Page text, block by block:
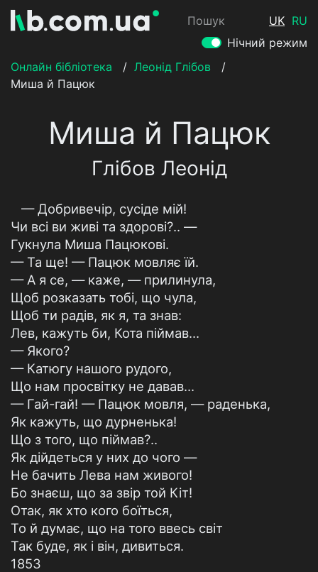
Пошук UK RU
Нічний режим
Онлайн бібліотека
/ Леонід Глібов
/
Миша й Пацюк
Миша й Пацюк
Глібов Леонід
— Добривечір, сусіде мій!
Чи всі ви живі та здорові?.. —
Гукнула Миша Пацюкові.
— Та ще! — Пацюк мовляє їй.
— А я се, — каже, — прилинула,
Щоб розказать тобі, що чула,
Щоб ти радів, як я, та знав:
Лев, кажуть би, Кота піймав...
— Якого?
— Катюгу нашого рудого,
Що нам просвітку не давав...
— Гай-гай! — Пацюк мовля, — раденька,
Як кажуть, що дурненька!
Що з того, що піймав?..
Як дійдеться у них до чого —
Не бачить Лева нам живого!
Бо знаєш, що за звір той Кіт!
Отак, як хто кого боїться,
То й думає, що на того ввесь світ
Так буде, як і він, дивиться.
1853